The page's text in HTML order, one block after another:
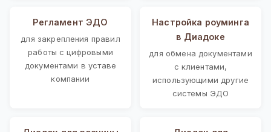
Регламент ЭДО
для закрепления правил
работы с цифровыми
документами в уставе
компании
Настройка роуминга
в Диадоке
для обмена документами
с клиентами,
использующими другие
системы ЭДО